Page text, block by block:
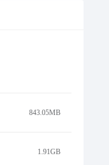
843.05MB
1.91GB